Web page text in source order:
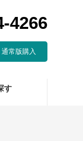
4266
通常版購入
す